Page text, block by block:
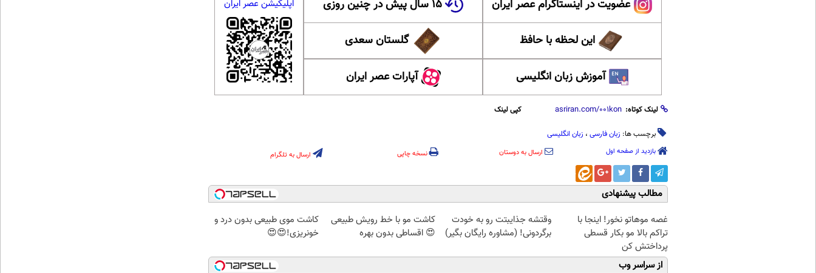
عضویت در اینستاگرام عصر ایران ۱۵ سال پیش در چنین روزی
این لحظه با حافظ گلستان سعدی
آموزش زبان انگلیسی آپارات عصر ایران
اپلیکیشن عصر ایران
لینک کوتاه: کپی لینک
برچسب ها: زبان فارسی ، زبان انگلیسی
بازدید از صفحه اول ارسال به دوستان نسخه چاپی ارسال به تلگرام
مطالب پیشنهادی
غصه موهاتو نخور! اینجا با
تراکم بالا مو بکار قسطی
پرداختش کن
وقتشه جذایبتت رو به خودت
برگردونی! (مشاوره رایگان بگیر)
کاشت مو با خط رویش طبیعی
😍 اقساطی بدون بهره
کاشت موی طبیعی بدون درد و
خونریزی!😍😍
از سراسر وب